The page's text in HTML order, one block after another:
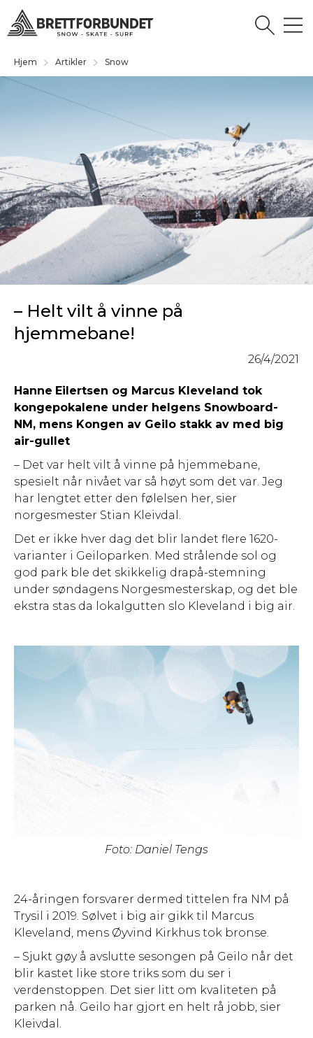
Hjem Artikler Snow
– Helt vilt å vinne på
hjemmebane!
26/4/2021
Hanne Eilertsen og Marcus Kleveland tok
kongepokalene under helgens Snowboard-
NM, mens Kongen av Geilo stakk av med big
air-gullet
– Det var helt vilt å vinne på hjemmebane,
spesielt når nivået var så høyt som det var. Jeg
har lengtet etter den følelsen her, sier
norgesmester Stian Kleivdal.
Det er ikke hver dag det blir landet flere 1620-
varianter i Geiloparken. Med strålende sol og
god park ble det skikkelig drapå-stemning
under søndagens Norgesmesterskap, og det ble
ekstra stas da lokalgutten slo Kleveland i big air.
Foto: Daniel Tengs
24-åringen forsvarer dermed tittelen fra NM på
Trysil i 2019. Sølvet i big air gikk til Marcus
Kleveland, mens Øyvind Kirkhus tok bronse.
– Sjukt gøy å avslutte sesongen på Geilo når det
blir kastet like store triks som du ser i
verdenstoppen. Det sier litt om kvaliteten på
parken nå. Geilo har gjort en helt rå jobb, sier
Kleivdal.